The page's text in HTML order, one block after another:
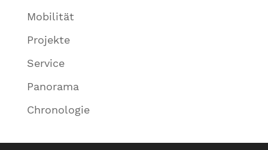
Mobilität
Projekte
Service
Panorama
Chronologie